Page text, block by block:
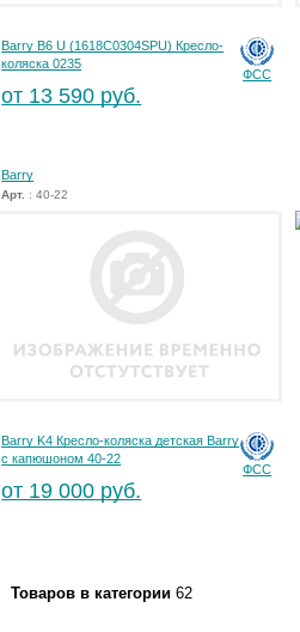
ФСС
Barry B6 U (1618С0304SРU) Кресло-
коляска 0235
от 13 590 руб.
Barry
Арт. : 40-22
ФСС
Barry K4 Кресло-коляска детская Barry
с капюшоном 40-22
от 19 000 руб.
Товаров в категории 62